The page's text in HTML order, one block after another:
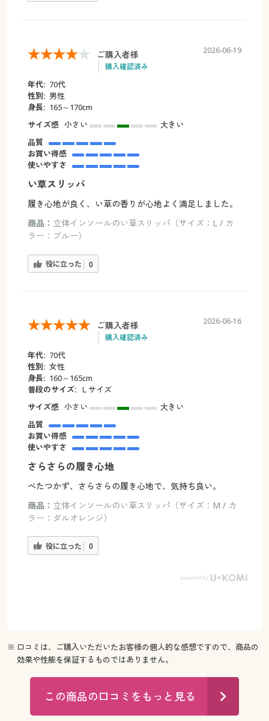
ご購入者様
購入確認済み
2026-06-19
年代: 70代
性別: 男性
身長: 165～170cm
サイズ感 小さい
大きい
品質
お買い得感
使いやすさ
い草スリッパ
履き心地が良く、い草の香りが心地よく満足しました。
商品： 立体インソールのい草スリッパ（サイズ：L / カ
ラー：ブルー）
役に立った 0
ご購入者様
購入確認済み
2026-06-16
年代: 70代
性別: 女性
身長: 160～165cm
普段のサイズ: Ｌサイズ
サイズ感 小さい
大きい
品質
お買い得感
使いやすさ
さらさらの履き心地
べたつかず、さらさらの履き心地で、気持ち良い。
商品： 立体インソールのい草スリッパ（サイズ：M / カ
ラー：ダルオレンジ）
役に立った 0
※ 口コミは、ご購入いただいたお客様の個人的な感想ですので、商品の
効果や性能を保証するものではありません。
この商品の口コミをもっと見る